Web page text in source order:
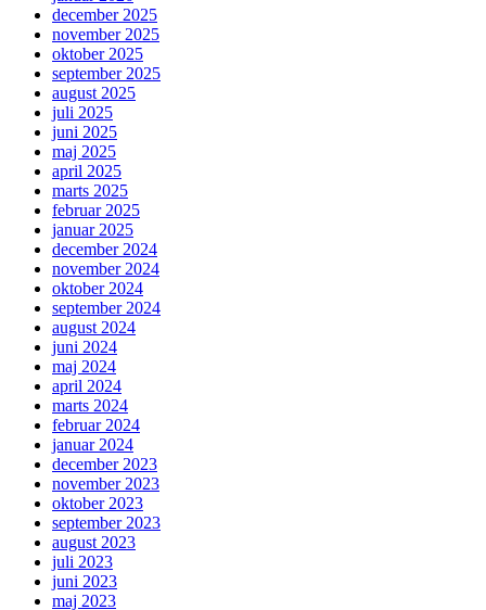
december 2025
november 2025
oktober 2025
september 2025
august 2025
juli 2025
juni 2025
maj 2025
april 2025
marts 2025
februar 2025
januar 2025
december 2024
november 2024
oktober 2024
september 2024
august 2024
juni 2024
maj 2024
april 2024
marts 2024
februar 2024
januar 2024
december 2023
november 2023
oktober 2023
september 2023
august 2023
juli 2023
juni 2023
maj 2023